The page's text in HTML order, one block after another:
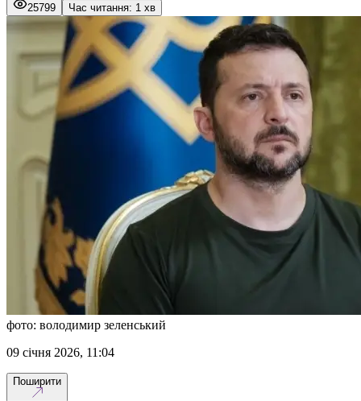
25799 Час читання: 1 хв
фото: володимир зеленський
09 січня 2026, 11:04
Поширити